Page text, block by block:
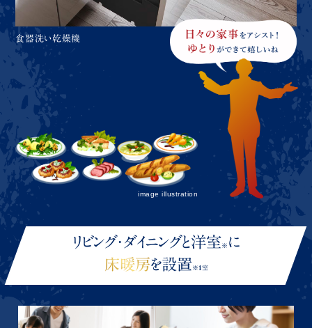
食器洗い乾燥機
image illustration
リビング・ダイニングと洋室※ に
床暖房を設置※1室